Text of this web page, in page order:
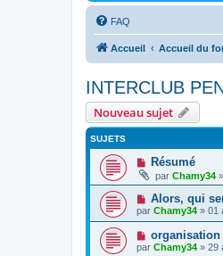
FAQ
Accueil Accueil du
INTERCLUB
Nouveau sujet
SUJETS
Résumé
par Chamy34
Alors, qui
par Chamy34 » 01
organisation
par Chamy34 » 29